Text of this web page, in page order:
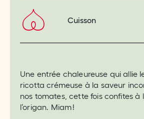
Cuisson
Une entrée chaleureuse qui allie
ricotta crémeuse à la saveur
nos tomates, cette fois confites à
l’origan. Miam !